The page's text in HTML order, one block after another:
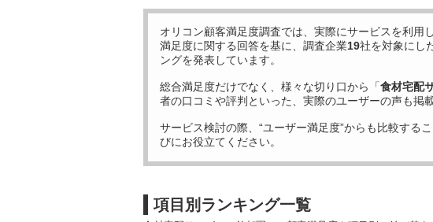
オリコン顧客満足度調査では、実際にサービスを利用
満足度に関する回答を基に、調査企業19社を対象にし
ングを発表しています。
総合満足度だけでなく、様々な切り口から「食材宅配
者の口コミや評判といった、実際のユーザーの声も掲
サービス検討の際、“ユーザー満足度”からも比較する
びにお役立てください。
項目別ランキング一覧